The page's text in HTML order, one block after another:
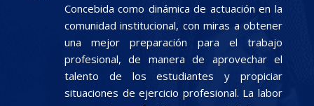
Concebida como dinámica de actuación en la
comunidad institucional, con miras a obtener
una mejor preparación para el trabajo
profesional, de manera de aprovechar el
talento de los estudiantes y propiciar
situaciones de ejercicio profesional. La labor